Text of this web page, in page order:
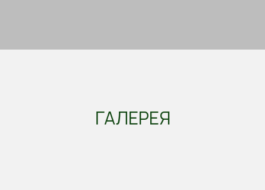
ГАЛЕРЕЯ